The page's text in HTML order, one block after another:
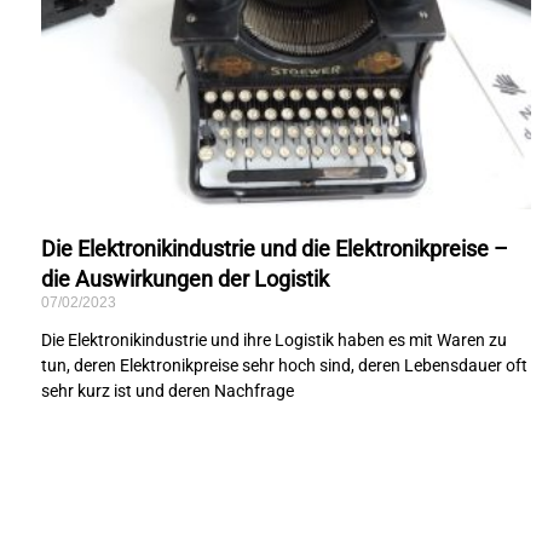
Die Elektronikindustrie und die Elektronikpreise –
die Auswirkungen der Logistik
07/02/2023
Die Elektronikindustrie und ihre Logistik haben es mit Waren zu
tun, deren Elektronikpreise sehr hoch sind, deren Lebensdauer oft
sehr kurz ist und deren Nachfrage